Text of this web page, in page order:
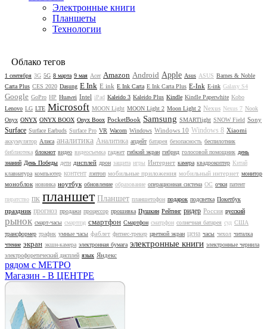
Электронные книги
Планшеты
Технологии
Облако тегов
1 сентября 3G 5G 8 марта 9 мая Acer Amazon Android Apple Asus ASUS Barnes & Noble
Carta Plus CES 2020 Dasung E Ink E ink E Ink Carta E Ink Carta Plus E-Ink E-ink Galaxy S4
Google GoPro HP Huawei Intel iPad Kaleido 3 Kaleido Plus Kindle Kindle Paperwhite Kobo
Lenovo LG LTE Microsoft MOON Light MOON Light 2 Moon Light 2 Nexus Nexus 7 Nook
Onyx ONYX ONYX BOOX Onyx Boox PocketBook Samsung SMARTlight SNOW Field Sony
Surface Surface Earbuds Surface Pro VR Wacom Windows Windows 10 Windows 8 Xiaomi
аккумулятор Алиса аналитика Аналитика апдейт батарея безопасность беспилотник
библиотека блокнот видео видеосъемка гаджет гибкий экран гибрид голосовой помощник день
знаний День Победы дети дисплей дрон защита игры Интернет камера квадрокоптер Китай
клавиатура компьютер контент лэптоп мобильные приложения мобильный интернет монитор
моноблок новинка ноутбук обновление образование операционная система ОС очки патент
пиратство ПК планшет Планшет планшетофон подарок подсветка Покетбук
праздник прогноз продажи процессор прошивка Пушкин Рейтинг ридер Россия русский
рынок смарт-часы смартпэд смартфон Смартфон сматрфон солнечная батарея суд США
трансформер трафик умные часы фаблет фитнес-трекер цветной экран цена часы чехол читалка
чтение экран экшн-камера электронная бумага электронные книги электронные чернила
электрофоретический дисплей язык Яндекс
рядом с МЕТРО
Магазин - В ЦЕНТРЕ